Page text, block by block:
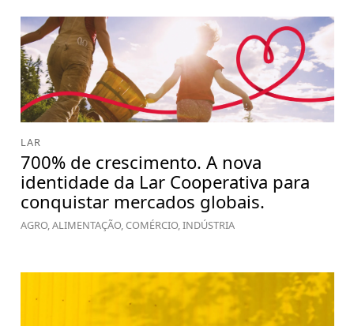
LAR
700% de crescimento. A nova
identidade da Lar Cooperativa para
conquistar mercados globais.
AGRO, ALIMENTAÇÃO, COMÉRCIO, INDÚSTRIA